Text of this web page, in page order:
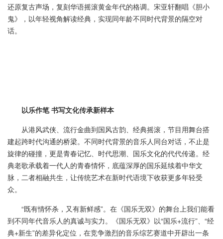
还原复古声场，复刻华语摇滚黄金年代的格调。宋亚轩翻唱《胆小
鬼》，以年轻视角解读经典，实现同年龄不同时代背景的隔空对
话。
以乐作笔 书写文化传承新样本
从港风武侠、流行金曲到国风古韵、经典摇滚，节目用舞台搭
建起跨时代沟通的桥梁。不同时代背景的音乐人同台对话，不止是
旋律的碰撞，更是青春记忆、时代思潮、国乐文化的代代传递。经
典老歌承载着一代人的青春情怀，底蕴深厚的国乐延续着中华文
脉，二者相融共生，让传统艺术在新时代语境下收获更多年轻受
众。
“既有情怀杀，又有新鲜感”。在《国乐无双》的舞台上我们能看
到不同年代音乐人的真诚与实力。《国乐无双》以“国乐+流行”、“经
典+新生”的差异化定位，在竞争激烈的音乐综艺赛道中开辟出一条